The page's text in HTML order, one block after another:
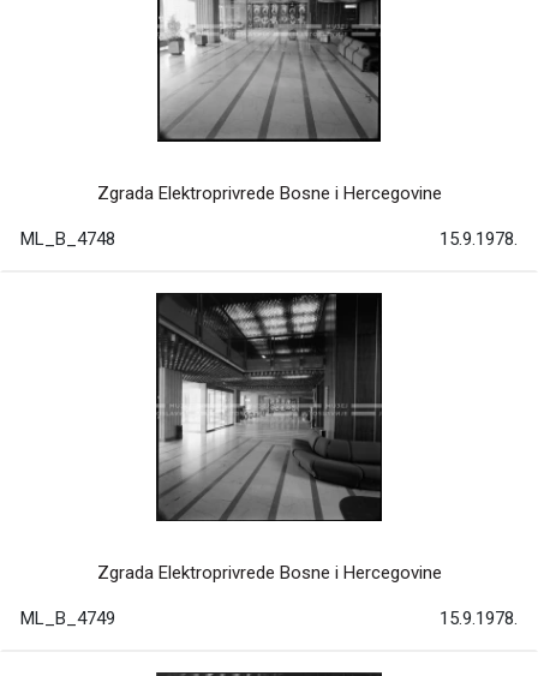
Zgrada Elektroprivrede Bosne i Hercegovine
ML_B_4748 15.9.1978.
Zgrada Elektroprivrede Bosne i Hercegovine
ML_B_4749 15.9.1978.